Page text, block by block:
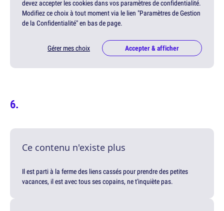
devez accepter les cookies dans vos paramètres de confidentialité.
Modifiez ce choix à tout moment via le lien "Paramètres de Gestion
de la Confidentialité" en bas de page.
Gérer mes choix Accepter & afficher
Ce contenu n'existe plus
Il est parti à la ferme des liens cassés pour prendre des petites
vacances, il est avec tous ses copains, ne t'inquiète pas.